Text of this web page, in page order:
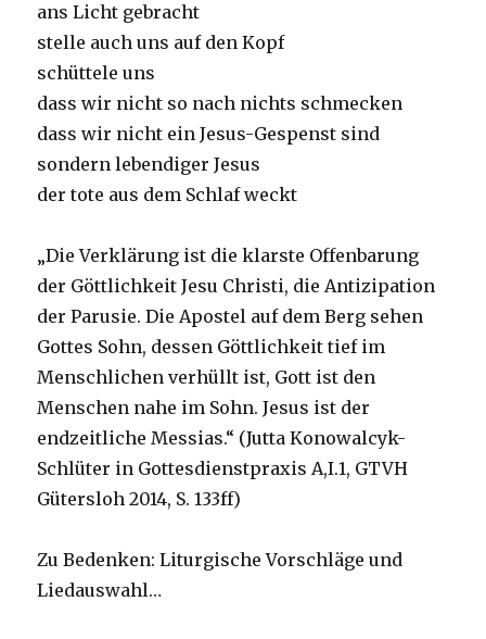
ans Licht gebracht
stelle auch uns auf den Kopf
schüttele uns
dass wir nicht so nach nichts schmecken
dass wir nicht ein Jesus-Gespenst sind
sondern lebendiger Jesus
der tote aus dem Schlaf weckt
„Die Verklärung ist die klarste Offenbarung
der Göttlichkeit Jesu Christi, die Antizipation
der Parusie. Die Apostel auf dem Berg sehen
Gottes Sohn, dessen Göttlichkeit tief im
Menschlichen verhüllt ist, Gott ist den
Menschen nahe im Sohn. Jesus ist der
endzeitliche Messias.“ (Jutta Konowalcyk-
Schlüter in Gottesdienstpraxis A,I.1, GTVH
Gütersloh 2014, S. 133ff)
Zu Bedenken: Liturgische Vorschläge und
Liedauswahl…